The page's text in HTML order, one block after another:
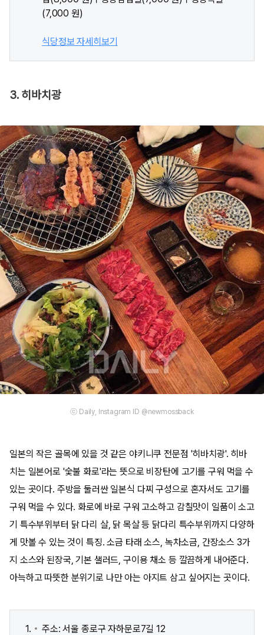
(7,000 원)
식당정보 자세히보기
3. 히바치광
ⓒ Daily, Instagram ID @newmossback
일본의 작은 골목에 있을 것 같은 야키니쿠 전문점 '히바치광'. 히바
치는 일본어로 '숯불 화로'라는 뜻으로 비장탄에 고기를 구워 먹을 수
있는 곳이다. 주방을 둘러싼 일본식 다찌 구성으로 혼자서도 고기를
구워 먹을 수 있다. 화로에 바로 구워 고소하고 감칠맛이 일품이 소고
기 특수부위부터 닭 다리 살, 닭 목살 등 닭다리 특수부위까지 다양하
게 맛볼 수 있는 것이 특징. 소금 타래 소스, 녹차소금, 간장소스 3가
지 소스와 된장국, 기본 샐러드, 구이용 채소 등 깔끔하게 내어준다.
아늑하고 따뜻한 분위기로 나만 아는 아지트 삼고 싶어지는 곳이다.
주소: 서울 종로구 자하문로7길 12